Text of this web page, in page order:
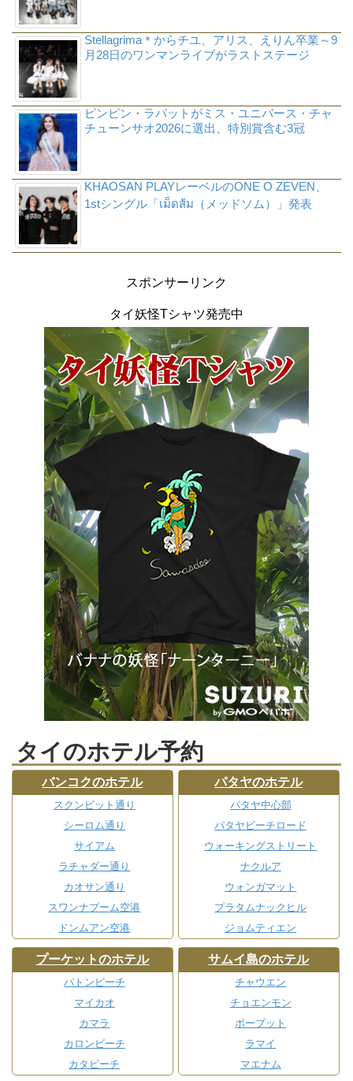
Stellagrima＊からチユ、アリス、えりん卒業～9
月28日のワンマンライブがラストステージ
ピンピン・ラパットがミス・ユニバース・チャ
チューンサオ2026に選出、特別賞含む3冠
KHAOSAN PLAYレーベルのONE O ZEVEN、
1stシングル「เม็ดส้ม（メッドソム）」発表
スポンサーリンク
タイ妖怪Tシャツ発売中
タイのホテル予約
バンコクのホテル
スクンビット通り
シーロム通り
サイアム
ラチャダー通り
カオサン通り
スワンナプーム空港
ドンムアン空港
パタヤのホテル
パタヤ中心部
パタヤビーチロード
ウォーキングストリート
ナクルア
ウォンガマット
プラタムナックヒル
ジョムティエン
プーケットのホテル
パトンビーチ
マイカオ
カマラ
カロンビーチ
カタビーチ
サムイ島のホテル
チャウエン
チョエンモン
ボープット
ラマイ
マエナム